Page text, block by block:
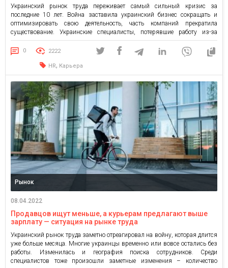
Украинский рынок труда переживает самый сильный кризис за
последние 10 лет. Война заставила украинский бизнес сокращать и
оптимизировать свою деятельность, часть компаний прекратила
существование. Украинские специалисты, потерявшие работу из-за
переезда в другие города или из-за сокращения или увольнения, активно
ищут работу. Однако открытых вакансий сегодня, согласно данным
кадрового портала grc.ua на середину апреля, в 30 […]
0 2222
HR, Карьера
Рынок
08.04.2022
Продавцов ищут меньше, а курьерам предлагают выше
зарплату — ситуация на рынке труда
Украинский рынок труда заметно отреагировал на войну, которая длится
уже больше месяца. Многие украинцы временно или вовсе остались без
работы. Изменилась и география поиска сотрудников. Среди
специалистов тоже произошли заметные изменения – количество